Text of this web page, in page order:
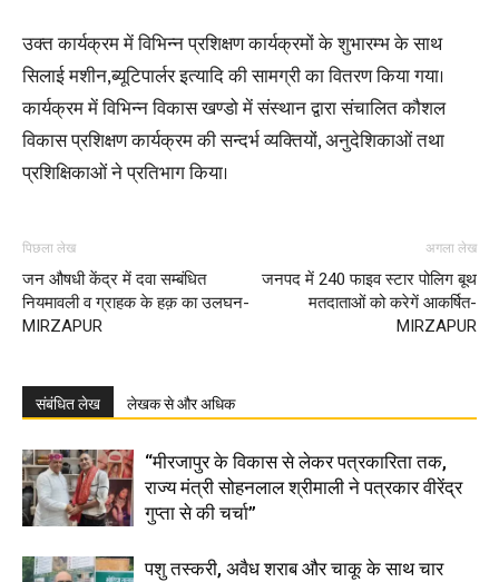
उक्त कार्यक्रम में विभिन्न प्रशिक्षण कार्यक्रमों के शुभारम्भ के साथ
सिलाई मशीन,ब्यूटिपार्लर इत्यादि की सामग्री का वितरण किया गया।
कार्यक्रम में विभिन्न विकास खण्डो में संस्थान द्वारा संचालित कौशल
विकास प्रशिक्षण कार्यक्रम की सन्दर्भ व्यक्तियों, अनुदेशिकाओं तथा
प्रशिक्षिकाओं ने प्रतिभाग किया।
पिछला लेख
जन औषधी केंद्र में दवा सम्बंधित
नियमावली व ग्राहक के हक़ का उलघन-
MIRZAPUR
अगला लेख
जनपद में 240 फाइव स्टार पोलिग बूथ
मतदाताओं को करेगें आकर्षित-
MIRZAPUR
संबंधित लेख लेखक से और अधिक
“मीरजापुर के विकास से लेकर पत्रकारिता तक,
राज्य मंत्री सोहनलाल श्रीमाली ने पत्रकार वीरेंद्र
गुप्ता से की चर्चा”
पशु तस्करी, अवैध शराब और चाकू के साथ चार